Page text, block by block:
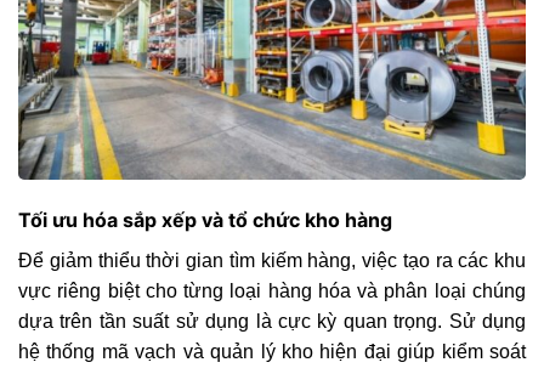
Tối ưu hóa sắp xếp và tổ chức kho hàng
Để giảm thiểu thời gian tìm kiếm hàng, việc tạo ra các khu
vực riêng biệt cho từng loại hàng hóa và phân loại chúng
dựa trên tần suất sử dụng là cực kỳ quan trọng. Sử dụng
hệ thống mã vạch và quản lý kho hiện đại giúp kiểm soát